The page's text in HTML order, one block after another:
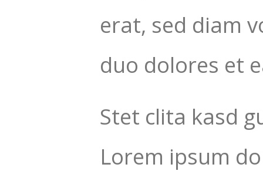
erat, sed diam
duo dolores et
Stet clita kasd
Lorem ipsum